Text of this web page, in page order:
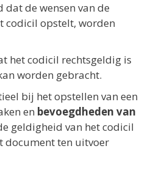
dat de wensen van de
codicil opstelt, worden
het codicil rechtsgeldig is
worden gebracht.
bij het opstellen van een
en bevoegdheden van
geldigheid van het codicil
document ten uitvoer